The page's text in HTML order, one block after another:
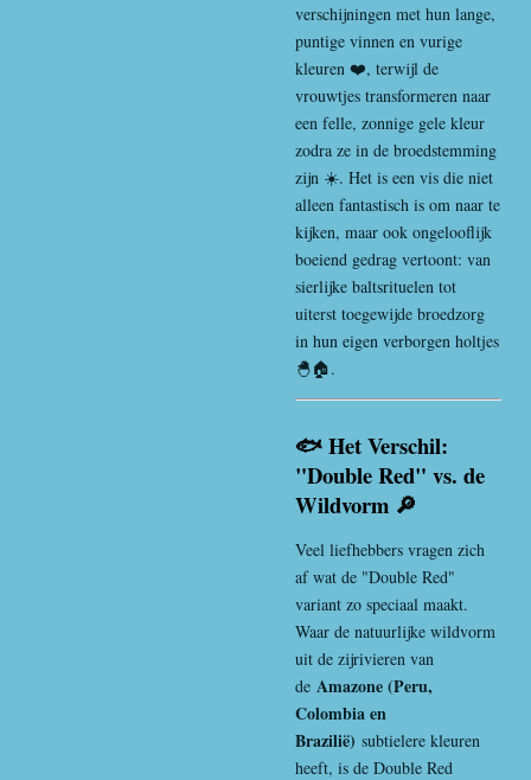
verschijningen met hun lange,
puntige vinnen en vurige
kleuren ❤️, terwijl de
vrouwtjes transformeren naar
een felle, zonnige gele kleur
zodra ze in de broedstemming
zijn ☀️. Het is een vis die niet
alleen fantastisch is om naar te
kijken, maar ook ongelooflijk
boeiend gedrag vertoont: van
sierlijke baltsrituelen tot
uiterst toegewijde broedzorg
in hun eigen verborgen holtjes
🐣🏠.
🐟 Het Verschil:
"Double Red" vs. de
Wildvorm 🔎
Veel liefhebbers vragen zich
af wat de "Double Red"
variant zo speciaal maakt.
Waar de natuurlijke wildvorm
uit de zijrivieren van
de Amazone (Peru,
Colombia en
Brazilië) subtielere kleuren
heeft, is de Double Red